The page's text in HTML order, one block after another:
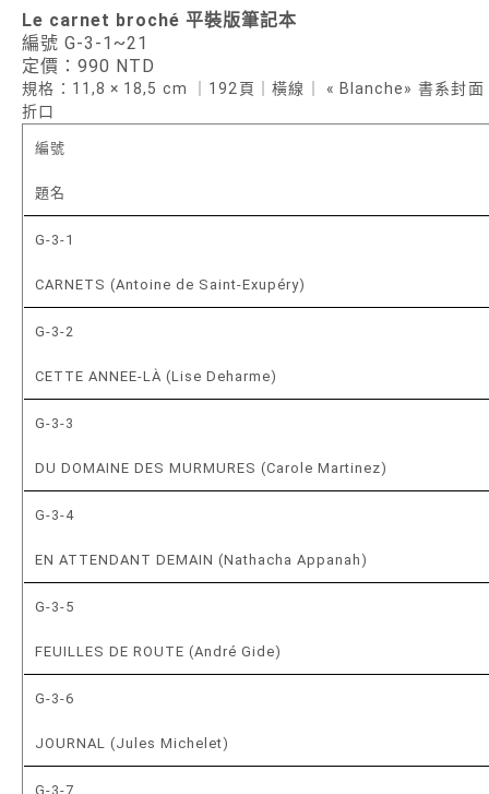
Le carnet broché 平裝版筆記本
編號 G-3-1~21
定價：990 NTD
規格：11,8 × 18,5 cm ｜192頁｜橫線｜ « Blanche» 書系封面
折口
編號
題名
G-3-1
CARNETS (Antoine de Saint-Exupéry)
G-3-2
CETTE ANNEE-LÀ (Lise Deharme)
G-3-3
DU DOMAINE DES MURMURES (Carole Martinez)
G-3-4
EN ATTENDANT DEMAIN (Nathacha Appanah)
G-3-5
FEUILLES DE ROUTE (André Gide)
G-3-6
JOURNAL (Jules Michelet)
G-3-7